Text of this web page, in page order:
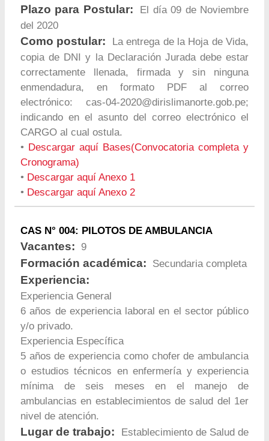
Plazo para Postular:
El día 09 de Noviembre
del 2020
Como postular:
La entrega de la Hoja de Vida,
copia de DNI y la Declaración Jurada debe estar
correctamente llenada, firmada y sin ninguna
enmendadura, en formato PDF al correo
electrónico: cas-04-2020@dirislimanorte.gob.pe;
indicando en el asunto del correo electrónico el
CARGO al cual ostula.
• Descargar aquí Bases(Convocatoria completa y
Cronograma)
• Descargar aquí Anexo 1
• Descargar aquí Anexo 2
CAS N° 004: PILOTOS DE AMBULANCIA
Vacantes: 9
Formación académica: Secundaria completa
Experiencia:
Experiencia General
6 años de experiencia laboral en el sector público
y/o privado.
Experiencia Específica
5 años de experiencia como chofer de ambulancia
o estudios técnicos en enfermería y experiencia
mínima de seis meses en el manejo de
ambulancias en establecimientos de salud del 1er
nivel de atención.
Lugar de trabajo:
Establecimiento de Salud de